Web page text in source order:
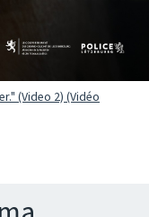
(Video 2) (Vidéo